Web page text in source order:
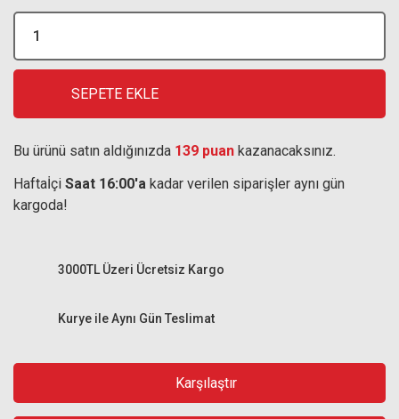
SEPETE EKLE
Bu ürünü satın aldığınızda 139 puan kazanacaksınız.
Haftaİçi Saat 16:00'a kadar verilen siparişler aynı gün
kargoda!
Kurye ile Aynı Gün Teslimat
3000TL Üzeri Ücretsiz Kargo
Karşılaştır